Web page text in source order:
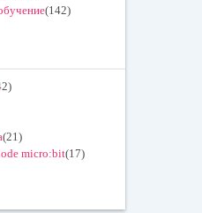
(142)
(21)
micro:bit(17)